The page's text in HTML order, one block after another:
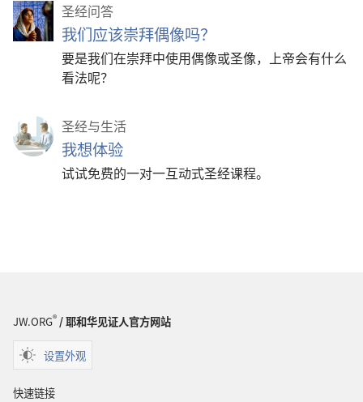
圣经问答
我们应该崇拜偶像吗？
要是我们在崇拜中使用偶像或圣像，上帝会有什么
看法呢？
圣经与生活
我想体验
试试免费的一对一互动式圣经课程。
JW.ORG®/ 耶和华见证人官方网站
设置外观
快速链接